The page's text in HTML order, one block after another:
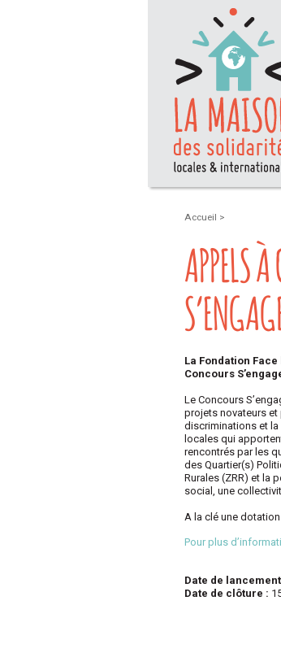
Accueil >
APPELS
La Fondation
Concours
Le Concours
projets novateurs
discriminations et
locales qui
rencontrés par les
des Quartier(s)
Rurales (ZRR) et la
social, une
A la clé une
Pour plus
Date de
Date de clôture :